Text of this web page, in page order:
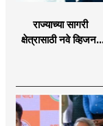
राज्याच्या सागरी
क्षेत्रासाठी नवे व्हिजन;
प्रस्ताव